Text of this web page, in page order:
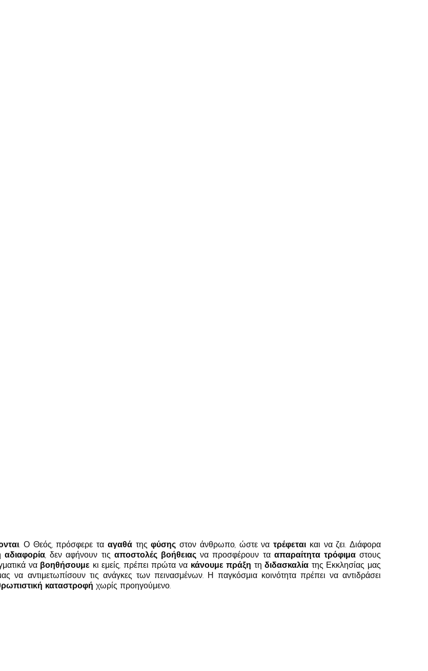
. Ο Θεός, πρόσφερε τα αγαθάτηςφύσης στον άνθρωπο, ώστε νατρέφεται και να ζει. Διάφορα
αδιαφορία, δεν αφήνουν τις αποστολές βοήθειαςνα προσφέρουν τα απαραίτητα τρόφιμαστους
να βοηθήσουμε κι εμείς, πρέπει πρώτα να κάνουμε πράξη τηδιδασκαλία της Εκκλησίας μας
να αντιμετωπίσουν τις ανάγκες των πεινασμένων. Η παγκόσμια κοινότητα πρέπει να αντιδράσει
καταστροφή χωρίς προηγούμενο.